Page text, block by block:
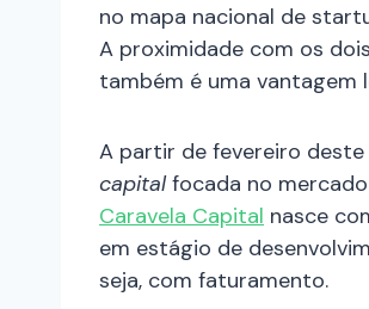
no mapa nacional de
A proximidade com os
também é uma vantagem
A partir de fevereiro
capitalfocada no
Caravela Capital nasce
em estágio de
seja, com faturamento.